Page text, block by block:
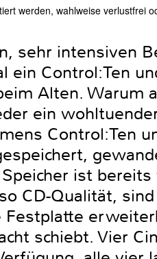
werden, wahlweise verlustfrei
sehr intensiven
ein Control:Ten
Alten. Warum
ein
Control:Ten
ist
CD-Qualität,
Festplatte
schiebt. Vier